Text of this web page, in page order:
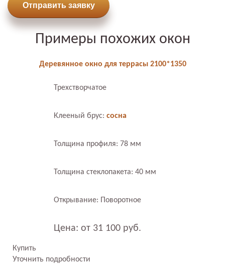
Отправить заявку
Примеры похожих окон
Деревянное окно для террасы 2100*1350
Трехстворчатое
Клееный брус: сосна
Толщина профиля: 78 мм
Толщина стеклопакета: 40 мм
Открывание: Поворотное
Цена: от 31 100 руб.
Купить
Уточнить подробности